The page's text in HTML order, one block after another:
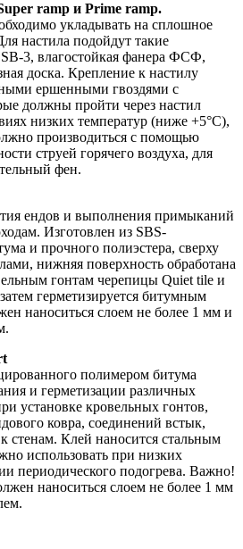
ramp и Prime ramp.
укладывать на сплошное
настила подойдут такие
3, влагостойкая фанера ФСФ,
доска. Крепление к настилу
ершенными гвоздями с
должны пройти через настил
низких температур (ниже +5°C),
производиться с помощью
струей горячего воздуха, для
фен.
ендов и выполнения примыканий
Изготовлен из SBS-
и прочного полиэстера, сверху
нижняя поверхность обработана
гонтам черепицы Quiet tile и
герметизируется битумным
наноситься слоем не более 1 мм и
полимером битума
и герметизации различных
установке кровельных гонтов,
ковра, соединений встык,
Клей наносится стальным
использовать при низких
периодического подогрева. Важно!
наноситься слоем не более 1 мм